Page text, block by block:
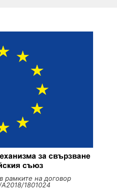
рамките на договор
1801024